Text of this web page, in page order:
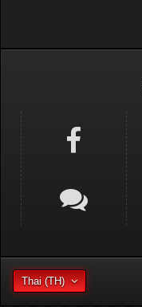
Thai (TH)